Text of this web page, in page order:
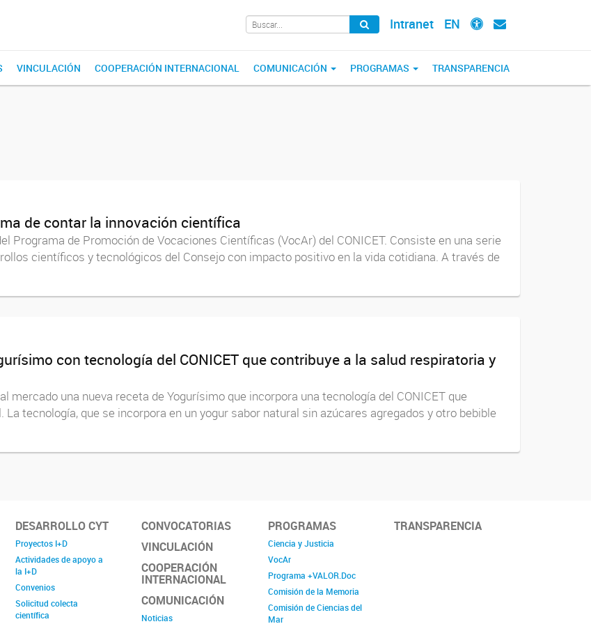
Intranet EN
VINCULACIÓN COOPERACIÓN INTERNACIONAL COMUNICACIÓN PROGRAMAS TRANSPARENCIA
de contar la innovación científica
Programa de Promoción de Vocaciones Científicas (VocAr) del CONICET. Consiste en una serie
científicos y tecnológicos del Consejo con impacto positivo en la vida cotidiana. A través de
con tecnología del CONICET que contribuye a la salud respiratoria y
mercado una nueva receta de Yogurísimo que incorpora una tecnología del CONICET que
tecnología, que se incorpora en un yogur sabor natural sin azúcares agregados y otro bebible
DESARROLLO CYT
Proyectos I+D
Actividades de apoyo a
la I+D
Convenios
Solicitud colecta
científica
CONVOCATORIAS
VINCULACIÓN
COOPERACIÓN
INTERNACIONAL
COMUNICACIÓN
Noticias
PROGRAMAS
Ciencia y Justicia
VocAr
Programa +VALOR.Doc
Comisión de la Memoria
Comisión de Ciencias del
Mar
TRANSPARENCIA